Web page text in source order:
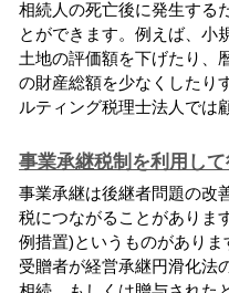
相続人の死亡後に発生する
とができます。例えば、小
土地の評価額を下げたり、
の財産総額を少なくしたり
ルティング税理士法人では
事業承継税制を利用し
事業承継は後継者問題の改
税につながることがありま
例措置)というものがあり
受贈者が経営承継円滑化法